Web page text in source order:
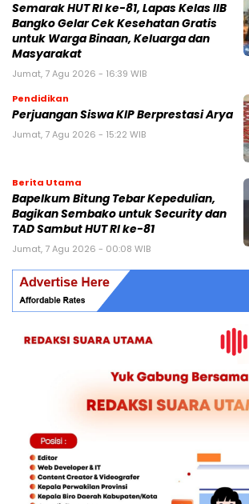
Semarak HUT RI ke-81, Lapas Kelas IIB
Bangko Gelar Cek Kesehatan Gratis
untuk Warga Binaan, Keluarga dan
Masyarakat
Jumat, 7 Agu 2026 - 16:39 WIB
Pendidikan
Perjuangan Siswa KIP Berprestasi Arya
Jumat, 7 Agu 2026 - 15:22 WIB
Berita Utama
Bapelkum Bitung Tebar Kepedulian,
Bagikan Sembako untuk Security dan
TAD Sambut HUT RI ke-81
Jumat, 7 Agu 2026 - 00:08 WIB